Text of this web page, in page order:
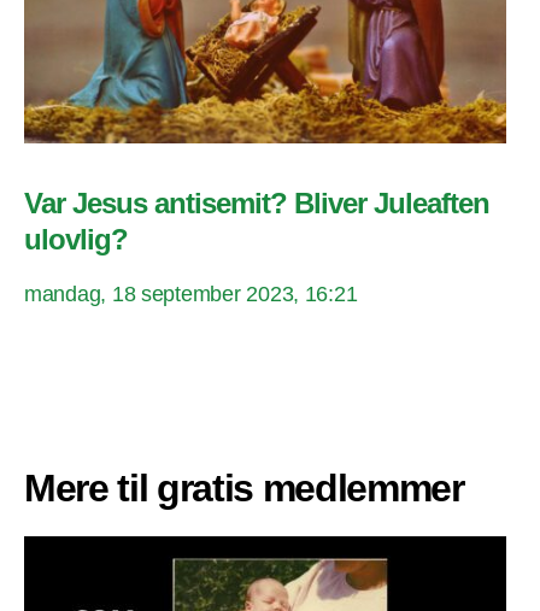
Var Jesus antisemit? Bliver Juleaften
ulovlig?
mandag, 18 september 2023, 16:21
Mere til gratis medlemmer